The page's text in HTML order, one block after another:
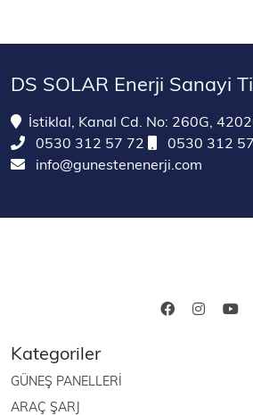
DS SOLAR Enerji Sanayi
İstiklal, Kanal Cd. No: 260G,
0530 312 57 72
0530 312
info@gunestenenerji.com
Kategoriler
GÜNEŞ PANELLERİ
ARAÇ ŞARJ